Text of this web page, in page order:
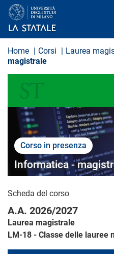
a
Home Corsi Laurea
magistrale
Corso in presenza
Informatica -
Scheda del corso
A.A. 2026/2027
Laurea magistrale
LM-18 - Classe delle lauree